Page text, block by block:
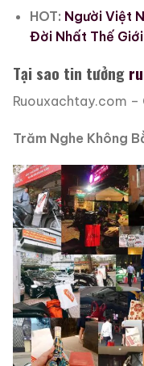
HOT: Người Việt
Đời Nhất Thế
Tại sao tin tưởng
Ruouxachtay.com –
Trăm Nghe Không